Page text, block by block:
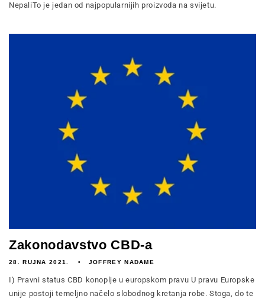
NepaliTo je jedan od najpopularnijih proizvoda na svijetu.
Zakonodavstvo CBD-a
28. RUJNA 2021. JOFFREY NADAME
I) Pravni status CBD konoplje u europskom pravu U pravu Europske
unije postoji temeljno načelo slobodnog kretanja robe. Stoga, do te